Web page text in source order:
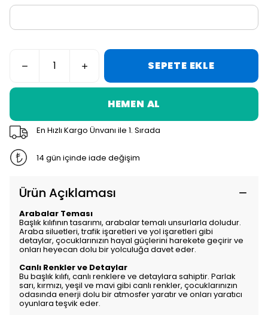
SEPETE EKLE
HEMEN AL
En Hızlı Kargo Ünvanı ile 1. Sırada
14 gün içinde iade değişim
Ürün Açıklaması
Arabalar Teması
Başlık kılıfının tasarımı, arabalar temalı unsurlarla doludur.
Araba siluetleri, trafik işaretleri ve yol işaretleri gibi
detaylar, çocuklarınızın hayal güçlerini harekete geçirir ve
onları heyecan dolu bir yolculuğa davet eder.
Canlı Renkler ve Detaylar
Bu başlık kılıfı, canlı renklere ve detaylara sahiptir. Parlak
sarı, kırmızı, yeşil ve mavi gibi canlı renkler, çocuklarınızın
odasında enerji dolu bir atmosfer yaratır ve onları yaratıcı
oyunlara teşvik eder.